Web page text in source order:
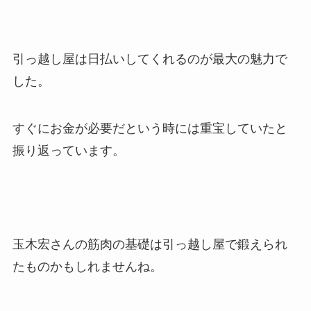
引っ越し屋は日払いしてくれるのが最大の魅力で
した。
すぐにお金が必要だという時には重宝していたと
振り返っています。
玉木宏さんの筋肉の基礎は引っ越し屋で鍛えられ
たものかもしれませんね。